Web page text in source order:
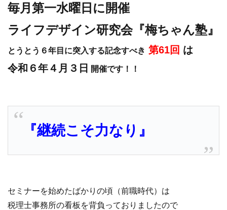
毎月第一水曜日に開催
ライフデザイン研究会『梅ちゃん塾』
とうとう６年目に突入する記念すべき 第61回 は
令和６年４月３日
開催です！！
『継続こそ力なり』
セミナーを始めたばかりの頃（前職時代）は
税理士事務所の看板を背負っておりましたので